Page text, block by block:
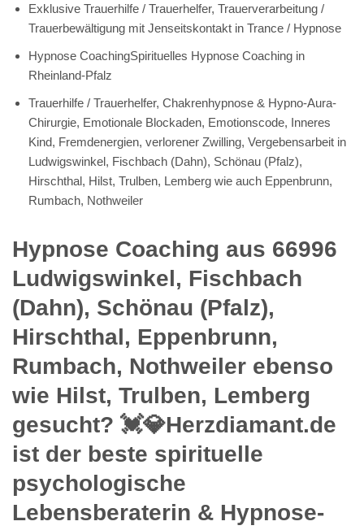
Exklusive Trauerhilfe / Trauerhelfer, Trauerverarbeitung /
Trauerbewältigung mit Jenseitskontakt in Trance / Hypnose
Hypnose CoachingSpirituelles Hypnose Coaching in
Rheinland-Pfalz
Trauerhilfe / Trauerhelfer, Chakrenhypnose & Hypno-Aura-
Chirurgie, Emotionale Blockaden, Emotionscode, Inneres
Kind, Fremdenergien, verlorener Zwilling, Vergebensarbeit in
Ludwigswinkel, Fischbach (Dahn), Schönau (Pfalz),
Hirschthal, Hilst, Trulben, Lemberg wie auch Eppenbrunn,
Rumbach, Nothweiler
Hypnose Coaching aus 66996
Ludwigswinkel, Fischbach
(Dahn), Schönau (Pfalz),
Hirschthal, Eppenbrunn,
Rumbach, Nothweiler ebenso
wie Hilst, Trulben, Lemberg
gesucht? 💓️💎Herzdiamant.de
ist der beste spirituelle
psychologische
Lebensberaterin & Hypnose-